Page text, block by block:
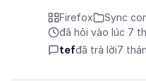
Firefox
Sync
đã hỏi vào lúc 7
tefđã trả lời7